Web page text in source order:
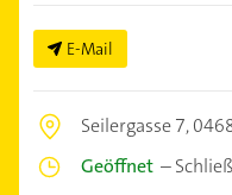
E-Mail
Seilergasse 7,
Geöffnet –